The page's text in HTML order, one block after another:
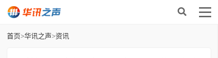
首页>华讯之声>资讯